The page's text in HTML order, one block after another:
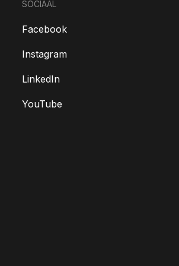
SOCIAAL
Facebook
Instagram
LinkedIn
YouTube